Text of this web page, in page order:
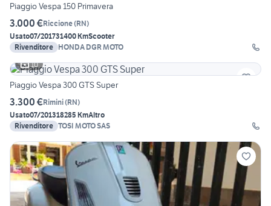
Piaggio Vespa 150 Primavera
3.000 €Riccione(RN)
Usato07/201731400 KmScooter
Rivenditore HONDA DGR MOTO
10
Piaggio Vespa 300 GTS Super
3.300 €Rimini(RN)
Usato07/201318285 KmAltro
Rivenditore TOSI MOTO SAS